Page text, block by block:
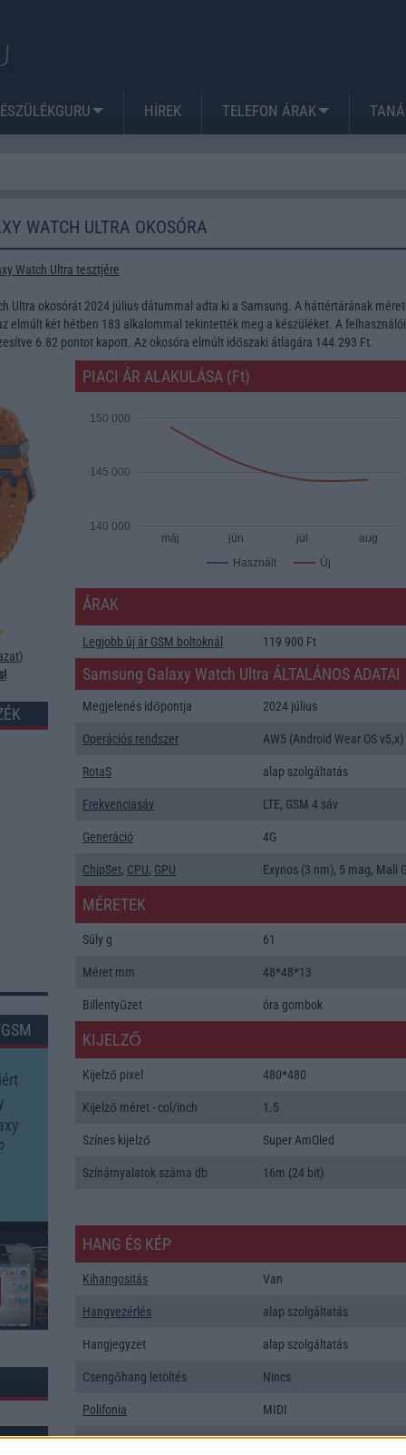
HÍREK TELEFON ÁRAK
WATCH ULTRA OKOSÓRA
Watch Ultra tesztjére
Ultra okosórát 2024 július dátummal adta ki a Samsung. A háttértárának
elmúlt két hétben 183 alkalommal tekintették meg a készüléket. A felhasználói
6.82 pontot kapott. Az okosóra elmúlt időszaki átlagára 144.293 Ft.
)
PIACI ÁR ALAKULÁSA (Ft)
Használt Új
máj jún júl aug
140 000
145 000
150 000
ÁRAK
Legjobb új ár GSM boltoknál 119 900 Ft
Samsung Galaxy Watch Ultra ÁLTALÁNOS ADATAI
Megjelenés időpontja 2024 július
Operációs rendszer AW5 (Android Wear OS v5,x)
RotaS alap szolgáltatás
Frekvenciasáv LTE, GSM 4 sáv
Generáció 4G
ChipSet, CPU, GPU Exynos (3 nm), 5 mag, Mali
MÉRETEK
Súly g 61
Méret mm 48*48*13
Billentyűzet óra gombok
KIJELZŐ
Kijelző pixel 480*480
Kijelző méret - col/inch 1.5
Színes kijelző Super AmOled
Színárnyalatok száma db 16m (24 bit)
HANG ÉS KÉP
Kihangositás Van
Hangvezérlés alap szolgáltatás
Hangjegyzet alap szolgáltatás
Csengőhang letöltés Nincs
Polifonia MIDI
Zenelejátszás (Music Player) Zene lejátszó